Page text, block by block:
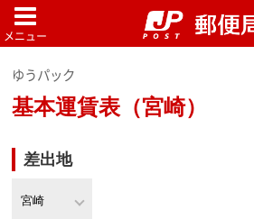
ゆうパック
基本運賃表（宮崎）
差出地